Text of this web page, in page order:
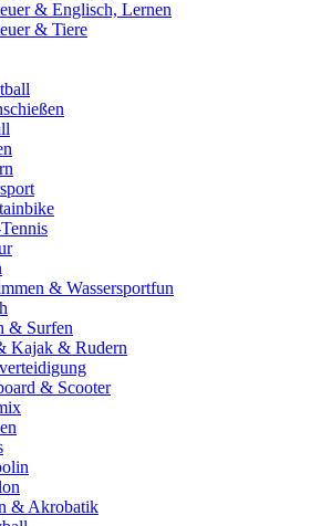
& Englisch, Lernen
& Tiere
& Wassersportfun
& Surfen
Kajak & Rudern
& Scooter
& Akrobatik